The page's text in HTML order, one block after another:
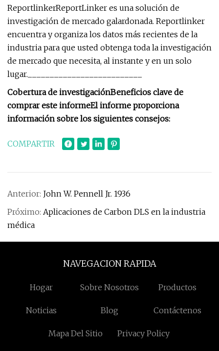
ReportlinkerReportLinker es una solución de
investigación de mercado galardonada. Reportlinker
encuentra y organiza los datos más recientes de la
industria para que usted obtenga toda la investigación
de mercado que necesita, al instante y en un solo
lugar.__________________________
Cobertura de investigaciónBeneficios clave de
comprar este informeEl informe proporciona
información sobre los siguientes consejos:
COMPARTIR
Anterior: John W. Pennell Jr. 1936
Próximo: Aplicaciones de Carbon DLS en la industria
médica
NAVEGACION RAPIDA
Hogar Sobre Nosotros Productos
Noticias Blog Contáctenos
Mapa Del Sitio Privacy Policy